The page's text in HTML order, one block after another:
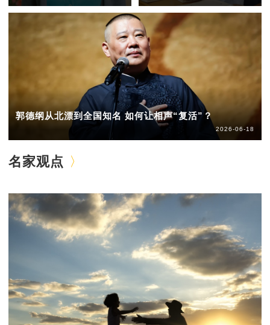
郭德纲从北漂到全国知名 如何让相声“复活”？
2026-06-18
名家观点